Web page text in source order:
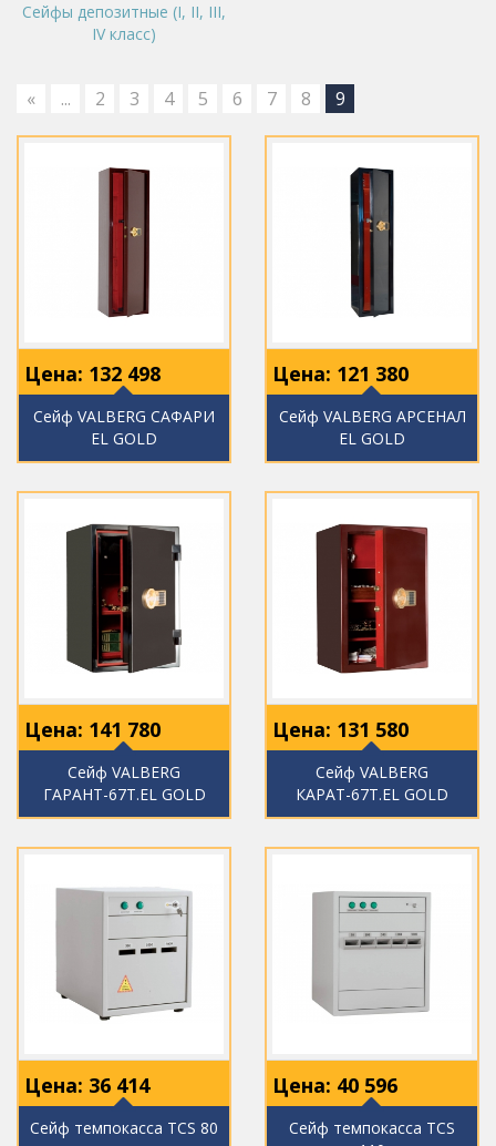
Сейфы депозитные (I, II, III,
IV класс)
« ... 2 3 4 5 6 7 8 9
Цена: 132 498
Сейф VALBERG САФАРИ
EL GOLD
Цена: 121 380
Сейф VALBERG АРСЕНАЛ
EL GOLD
Цена: 141 780
Сейф VALBERG
ГАРАНТ-67Т.EL GOLD
Цена: 131 580
Сейф VALBERG
КАРАТ-67Т.EL GOLD
Цена: 36 414
Сейф темпокасса TCS 80
Цена: 40 596
Сейф темпокасса TCS